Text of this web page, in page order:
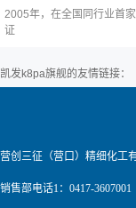
2005年，在全国同行业首
证
凯发k8pa旗舰的友情链接：
营创三征（营口）精细化工
销售部电话1：0417-